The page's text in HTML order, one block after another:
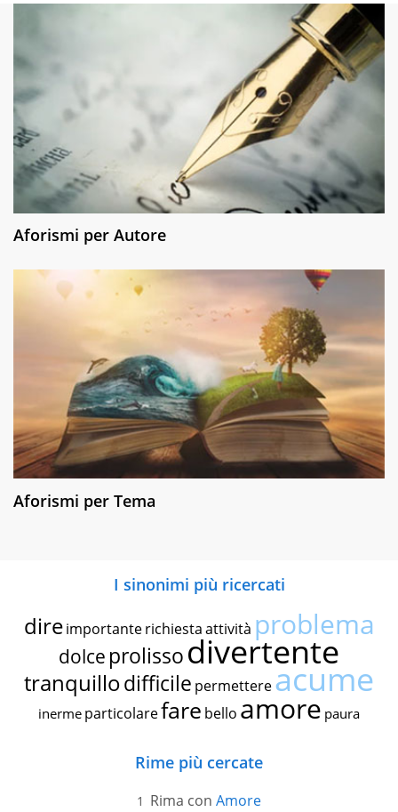
Aforismi per Autore
Aforismi per Tema
I sinonimi più ricercati
dire importante richiestaattività problema
dolce prolissodivertente
tranquillodifficile permettereacume
inerme particolarefare bello amore paura
Rime più cercate
Rima con Amore